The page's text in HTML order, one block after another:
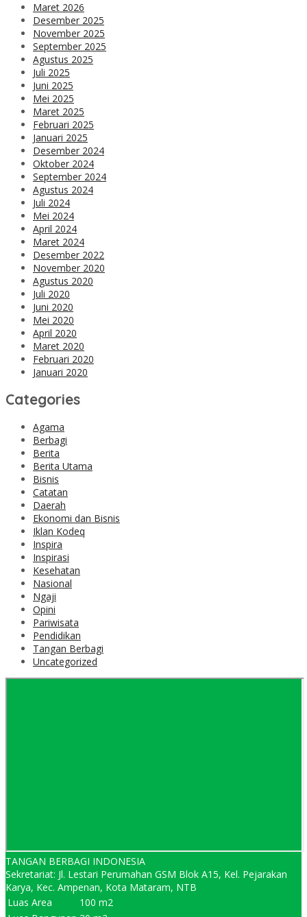
Maret 2026
Desember 2025
November 2025
September 2025
Agustus 2025
Juli 2025
Juni 2025
Mei 2025
Maret 2025
Februari 2025
Januari 2025
Desember 2024
Oktober 2024
September 2024
Agustus 2024
Juli 2024
Mei 2024
April 2024
Maret 2024
Desember 2022
November 2020
Agustus 2020
Juli 2020
Juni 2020
Mei 2020
April 2020
Maret 2020
Februari 2020
Januari 2020
Categories
Agama
Berbagi
Berita
Berita Utama
Bisnis
Catatan
Daerah
Ekonomi dan Bisnis
Iklan Kodeq
Inspira
Inspirasi
Kesehatan
Nasional
Ngaji
Opini
Pariwisata
Pendidikan
Tangan Berbagi
Uncategorized
TANGAN BERBAGI INDONESIA
Sekretariat: Jl. Lestari Perumahan GSM Blok A15, Kel. Pejarakan
Karya, Kec. Ampenan, Kota Mataram, NTB
Luas Area
100 m2